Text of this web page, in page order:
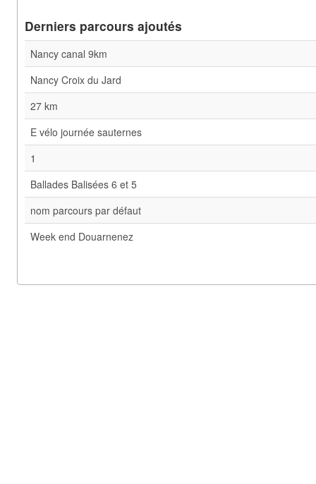
Derniers parcours ajoutés
Nancy canal 9km
Nancy Croix du Jard
27 km
E vélo journée sauternes
1
Ballades Balisées 6 et 5
nom parcours par défaut
Week end Douarnenez